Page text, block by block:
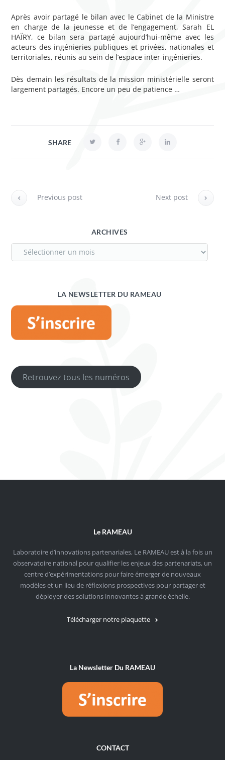
Après avoir partagé le bilan avec le Cabinet de la Ministre
en charge de la jeunesse et de l’engagement, Sarah EL
HAÏRY, ce bilan sera partagé aujourd’hui-même avec les
acteurs des ingénieries publiques et privées, nationales et
territoriales, réunis au sein de l’espace inter-ingénieries.
Dès demain les résultats de la mission ministérielle seront
largement partagés. Encore un peu de patience …
SHARE
Previous post Next post
ARCHIVES
LA NEWSLETTER DU RAMEAU
Retrouvez tous les numéros
Le RAMEAU
Laboratoire d’innovations partenariales, Le RAMEAU est à la fois un
observatoire national pour qualifier les enjeux des partenariats, un
centre d’expérimentations pour faire émerger de nouveaux
modèles et un lieu de réflexions prospectives pour partager et
déployer des solutions innovantes à grande échelle.
Télécharger notre plaquette
La Newsletter Du RAMEAU
CONTACT